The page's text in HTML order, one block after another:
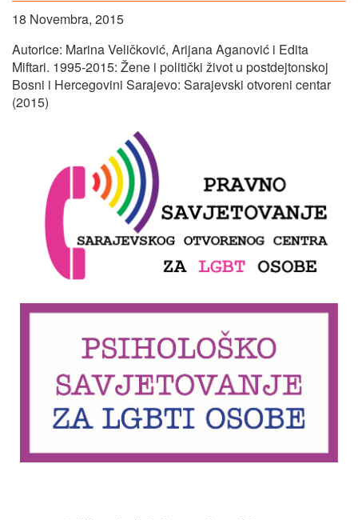
18 Novembra, 2015
Autorice: Marina Veličković, Arijana Aganović i Edita
Miftari. 1995-2015: Žene i politički život u postdejtonskoj
Bosni i Hercegovini Sarajevo: Sarajevski otvoreni centar
(2015)